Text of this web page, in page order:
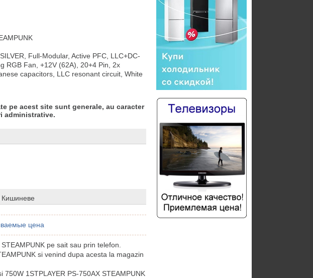
Full-Modular, Active PFC, LLC+DC-
RGB Fan, +12V (62A), 20+4 Pin, 2x
capacitors, LLC resonant circuit, White
pe acest site sunt generale, au caracter
administrative.
Кишиневе
цена
pe sait sau prin telefon.
si venind dupa acesta la magazin
1STPLAYER PS-750AX STEAMPUNK